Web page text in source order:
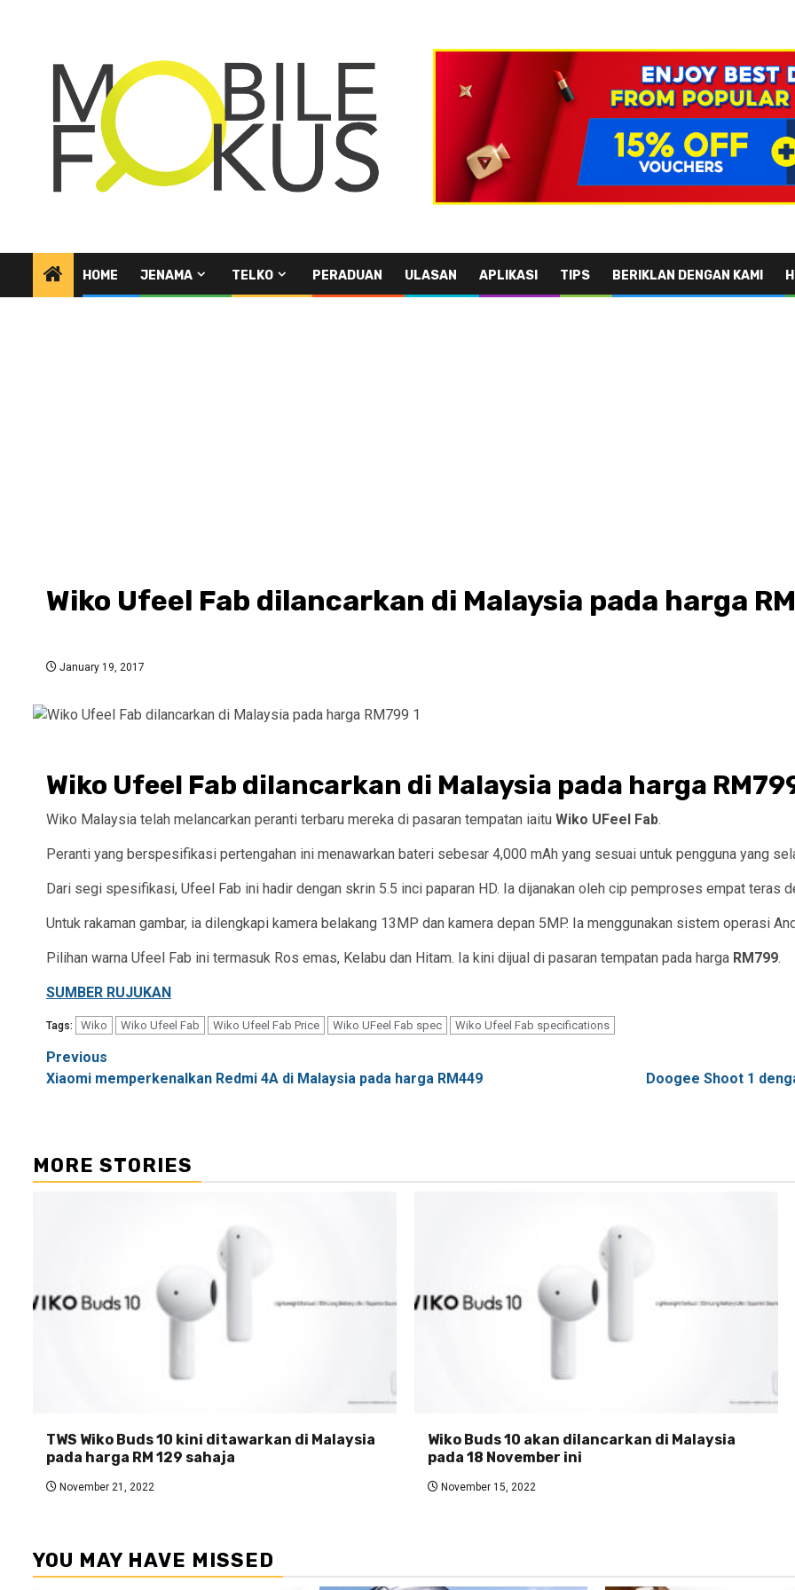
HOME JENAMA TELKO PERADUAN ULASAN APLIKASI TIPS BERIKLAN DENGAN KAMI
Wiko Ufeel Fab dilancarkan di Malaysia pada harga
January 19, 2017
Wiko Ufeel Fab dilancarkan di Malaysia pada harga
Wiko Malaysia telah melancarkan peranti terbaru mereka di pasaran tempatan iaitu Wiko UFeel Fab.
Peranti yang berspesifikasi pertengahan ini menawarkan bateri sebesar 4,000 mAh yang sesuai untuk pengguna yang
Dari segi spesifikasi, Ufeel Fab ini hadir dengan skrin 5.5 inci paparan HD. Ia dijanakan oleh cip pemproses empat teras
Untuk rakaman gambar, ia dilengkapi kamera belakang 13MP dan kamera depan 5MP. Ia menggunakan sistem operasi
Pilihan warna Ufeel Fab ini termasuk Ros emas, Kelabu dan Hitam. Ia kini dijual di pasaran tempatan pada harga RM799.
SUMBER RUJUKAN
Tags: Wiko Wiko Ufeel Fab Wiko Ufeel Fab Price Wiko UFeel Fab spec Wiko Ufeel Fab specifications
Post
navigation
Previous
Xiaomi memperkenalkan Redmi 4A di Malaysia pada harga RM449
Doogee Shoot 1
MORE STORIES
TWS Wiko Buds 10 kini ditawarkan di Malaysia
pada harga RM 129 sahaja
November 21, 2022
Wiko Buds 10 akan dilancarkan di Malaysia
pada 18 November ini
November 15, 2022
YOU MAY HAVE MISSED